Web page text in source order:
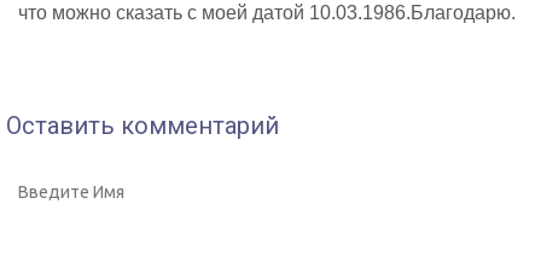
что можно сказать с моей датой 10.03.1986.Благодарю.
Оставить комментарий